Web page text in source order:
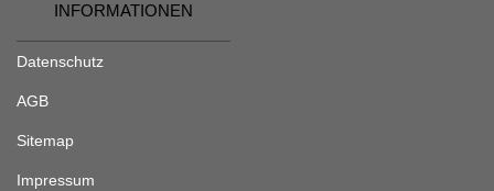
INFORMATIONEN
Datenschutz
AGB
Sitemap
Impressum